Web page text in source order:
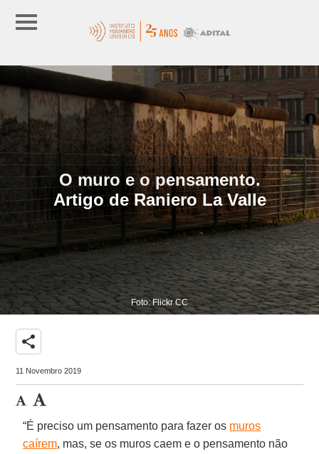
O muro e o pensamento.
Artigo de Raniero La Valle
Foto: Flickr CC
share
11 Novembro 2019
“É preciso um pensamento para fazer os muros
caírem, mas, se os muros caem e o pensamento não